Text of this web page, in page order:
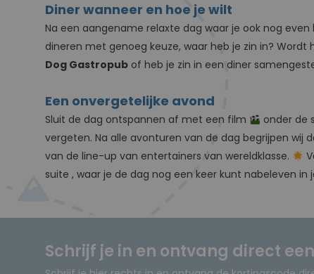
Diner wanneer en hoe je wilt
Na een aangename relaxte dag waar je ook nog
dineren met genoeg keuze, waar heb je zin in?
Dog Gastropub of heb je zin in een diner
Een onvergetelijke avond
Sluit de dag ontspannen af met een film onder de
vergeten. Na alle avonturen van de dag begrijpen
van de line-up van entertainers van wereldklasse.
suite , waar je de dag nog een keer kunt nabeleven
Schrijf je in en ontvang direct